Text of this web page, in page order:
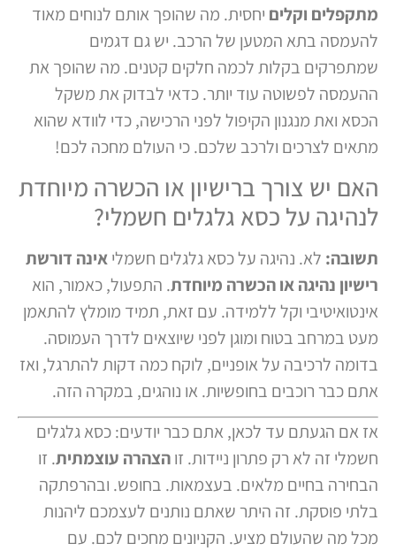
מתקפלים וקליםיחסית. מה שהופך אותם לנוחים מאוד
להעמסה בתא המטען של הרכב. יש גם דגמים
שמתפרקים בקלות לכמה חלקים קטנים. מה שהופך את
ההעמסה לפשוטה עוד יותר. כדאי לבדוק את משקל
הכסא ואת מנגנון הקיפול לפני הרכישה, כדי לוודא שהוא
מתאים לצרכים ולרכב שלכם. כי העולם מחכה לכם!
האם יש צורך ברישיון או הכשרה מיוחדת
לנהיגה על כסא גלגלים חשמלי?
תשובה:לא. נהיגה על כסא גלגלים חשמליאינה דורשת
רישיון נהיגה או הכשרה מיוחדת. התפעול, כאמור, הוא
אינטואיטיבי וקל ללמידה. עם זאת, תמיד מומלץ להתאמן
מעט במרחב בטוח ומוגן לפני שיוצאים לדרך העמוסה.
בדומה לרכיבה על אופניים, לוקח כמה דקות להתרגל, ואז
אתם כבר רוכבים בחופשיות. או נוהגים, במקרה הזה.
אז אם הגעתם עד לכאן, אתם כבר יודעים: כסא גלגלים
חשמלי זה לא רק פתרון ניידות. זו הצהרה עוצמתית. זו
הבחירה בחיים מלאים. בעצמאות. בחופש. ובהרפתקה
בלתי פוסקת. זה היתר שאתם נותנים לעצמכם ליהנות
מכל מה שהעולם מציע. הקניונים מחכים לכם. עם